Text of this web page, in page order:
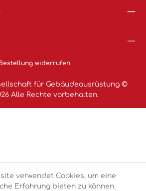
widerrufen
für Gebäudeausrüstung ©
Alle Rechte vorbehalten.
verwendet Cookies, um eine
Erfahrung bieten zu können.